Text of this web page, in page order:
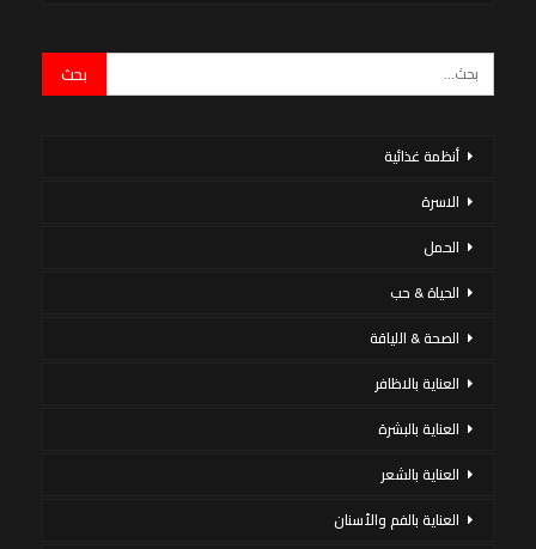
أنظمة غذائية
الاسرة
الحمل
الحياة & حب
الصحة & اللياقة
العناية بالاظافر
العناية بالبشرة
العناية بالشعر
العناية بالفم والأسنان